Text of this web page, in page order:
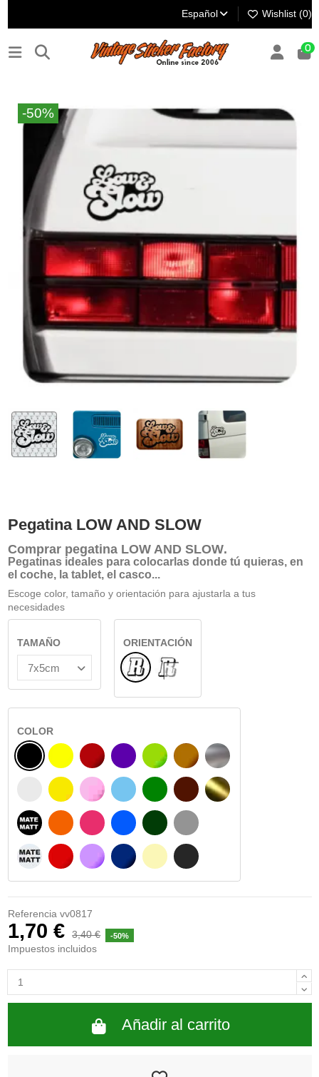
Español Wishlist (0)
0
-50%
Pegatina LOW AND SLOW
Comprar pegatina LOW AND SLOW.
Pegatinas ideales para colocarlas donde tú quieras, en
el coche, la tablet, el casco...
Escoge color, tamaño y orientación para ajustarla a tus
necesidades
TAMAÑO
ORIENTACIÓN
NormalINTERIOR CRISTAL
COLOR
NEGRO
BLANCO
NEGRO MATE
BLANCO MATE
AMARILLO
AMARILLO SENAL
NARANJA
ROJO
BURDEOS
ROSA
FUCSIA
LILA
MORADO
AZUL CIELO
AZUL
AZUL MARINO
VERDE CLARO
VERDE
VERDE OSCURO
BEIGE
AVELLANA
CHOCOLATE
GRIS
GRIS OSCURO
PLATA
ORO
Referencia vv0817
1,70 € 3,40 € -50%
Impuestos incluidos
Añadir al carrito